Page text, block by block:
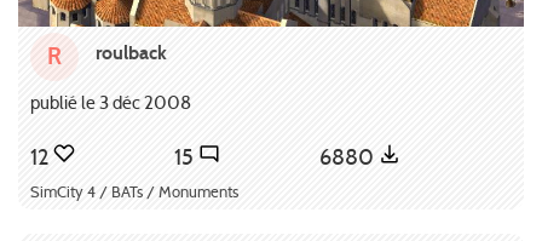
R roulback
publié le 3 déc 2008
12 15 6880
SimCity 4 / BATs / Monuments